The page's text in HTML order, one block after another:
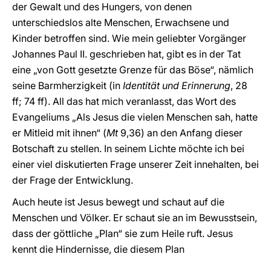
der Gewalt und des Hungers, von denen
unterschiedslos alte Menschen, Erwachsene und
Kinder betroffen sind. Wie mein geliebter Vorgänger
Johannes Paul II. geschrieben hat, gibt es in der Tat
eine „von Gott gesetzte Grenze für das Böse“, nämlich
seine Barmherzigkeit (in Identität und Erinnerung, 28
ff; 74 ff). All das hat mich veranlasst, das Wort des
Evangeliums „Als Jesus die vielen Menschen sah, hatte
er Mitleid mit ihnen“ (Mt9,36) an den Anfang dieser
Botschaft zu stellen. In seinem Lichte möchte ich bei
einer viel diskutierten Frage unserer Zeit innehalten, bei
der Frage der Entwicklung.
Auch heute ist Jesus bewegt und schaut auf die
Menschen und Völker. Er schaut sie an im Bewusstsein,
dass der göttliche „Plan“ sie zum Heile ruft. Jesus
kennt die Hindernisse, die diesem Plan